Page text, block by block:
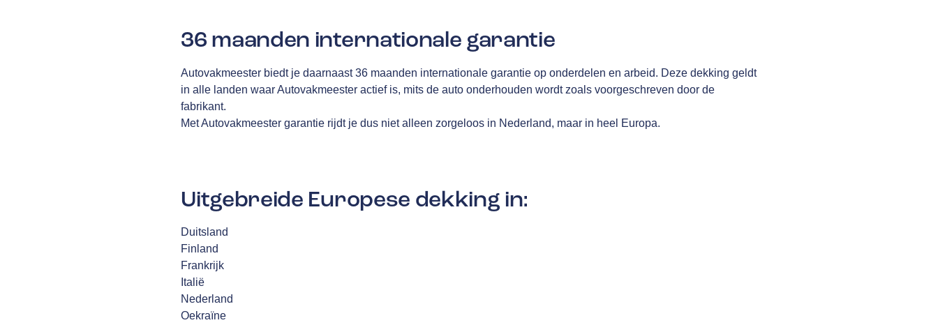
36 maanden internationale garantie
Autovakmeester biedt je daarnaast 36 maanden internationale garantie op onderdelen en arbeid. Deze dekking geldt
in alle landen waar Autovakmeester actief is, mits de auto onderhouden wordt zoals voorgeschreven door de
fabrikant.
Met Autovakmeester garantie rijdt je dus niet alleen zorgeloos in Nederland, maar in heel Europa.
Uitgebreide Europese dekking in:
Duitsland
Finland
Frankrijk
Italië
Nederland
Oekraïne